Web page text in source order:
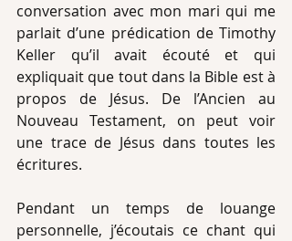
conversation avec mon mari qui me
parlait d’une prédication de Timothy
Keller qu’il avait écouté et qui
expliquait que tout dans la Bible est à
propos de Jésus. De l’Ancien au
Nouveau Testament, on peut voir
une trace de Jésus dans toutes les
écritures.
Pendant un temps de louange
personnelle, j’écoutais ce chant qui